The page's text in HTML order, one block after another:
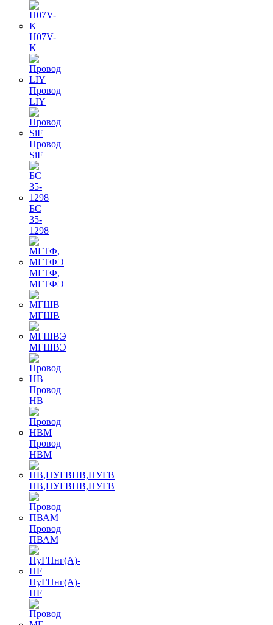
H07V-
K
Провод
LIY
Провод
SiF
БС
35-
1298
МГТФ,
МГТФЭ
МГШВ
МГШВЭ
Провод
НВ
Провод
НВМ
ПВ,ПУГВПВ,ПУГВ
Провод
ПВАМ
ПуГПнг(A)-
HF